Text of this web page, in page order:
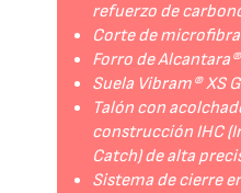
refuerzo de
Corte de
Forro de
Suela Vibram® XS
Talón con
construcción IHC
Catch) de alta
Sistema de cierre